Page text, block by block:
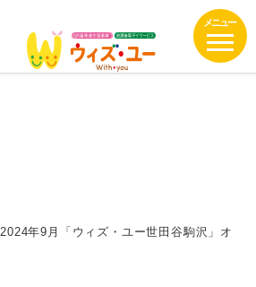
2024年9月「ウィズ・ユー世田谷駒沢」オ